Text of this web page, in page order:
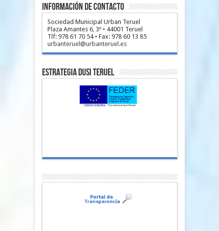
Información de Contacto
Sociedad Municipal Urban Teruel
Plaza Amantes 6, 3º • 44001 Teruel
Tlf: 978 61 70 54 • Fax: 978 60 13 85
urbanteruel@urbanteruel.es
Estrategia DUSI Teruel